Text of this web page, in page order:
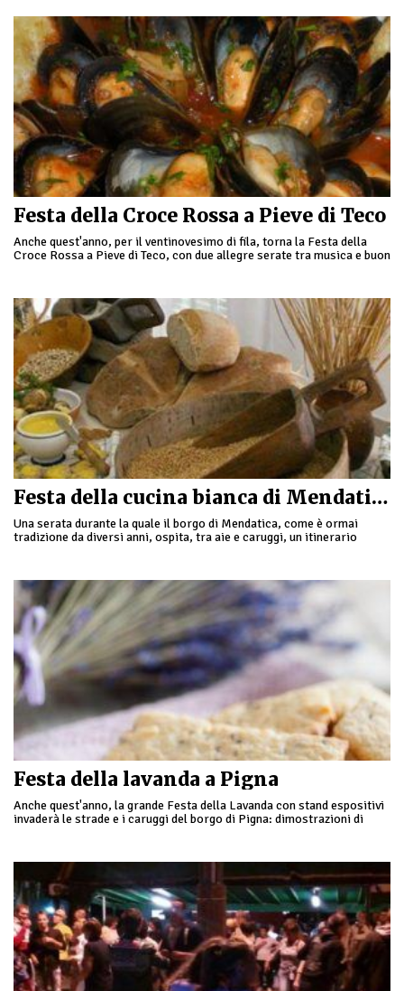
Festa della Croce Rossa a Pieve di Teco
Anche quest'anno, per il ventinovesimo di fila, torna la Festa della
Croce Rossa a Pieve di Teco, con due allegre serate tra musica e buon
Festa della cucina bianca di Mendatica
Una serata durante la quale il borgo di Mendatica, come è ormai
tradizione da diversi anni, ospita, tra aie e caruggi, un itinerario
Festa della lavanda a Pigna
Anche quest'anno, la grande Festa della Lavanda con stand espositivi
invaderà le strade e i caruggi del borgo di Pigna: dimostrazioni di